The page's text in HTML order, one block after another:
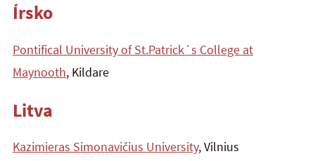
Írsko
Pontifical University of St.Patrick´s College at
Maynooth, Kildare
Litva
Kazimieras Simonavičius University, Vilnius